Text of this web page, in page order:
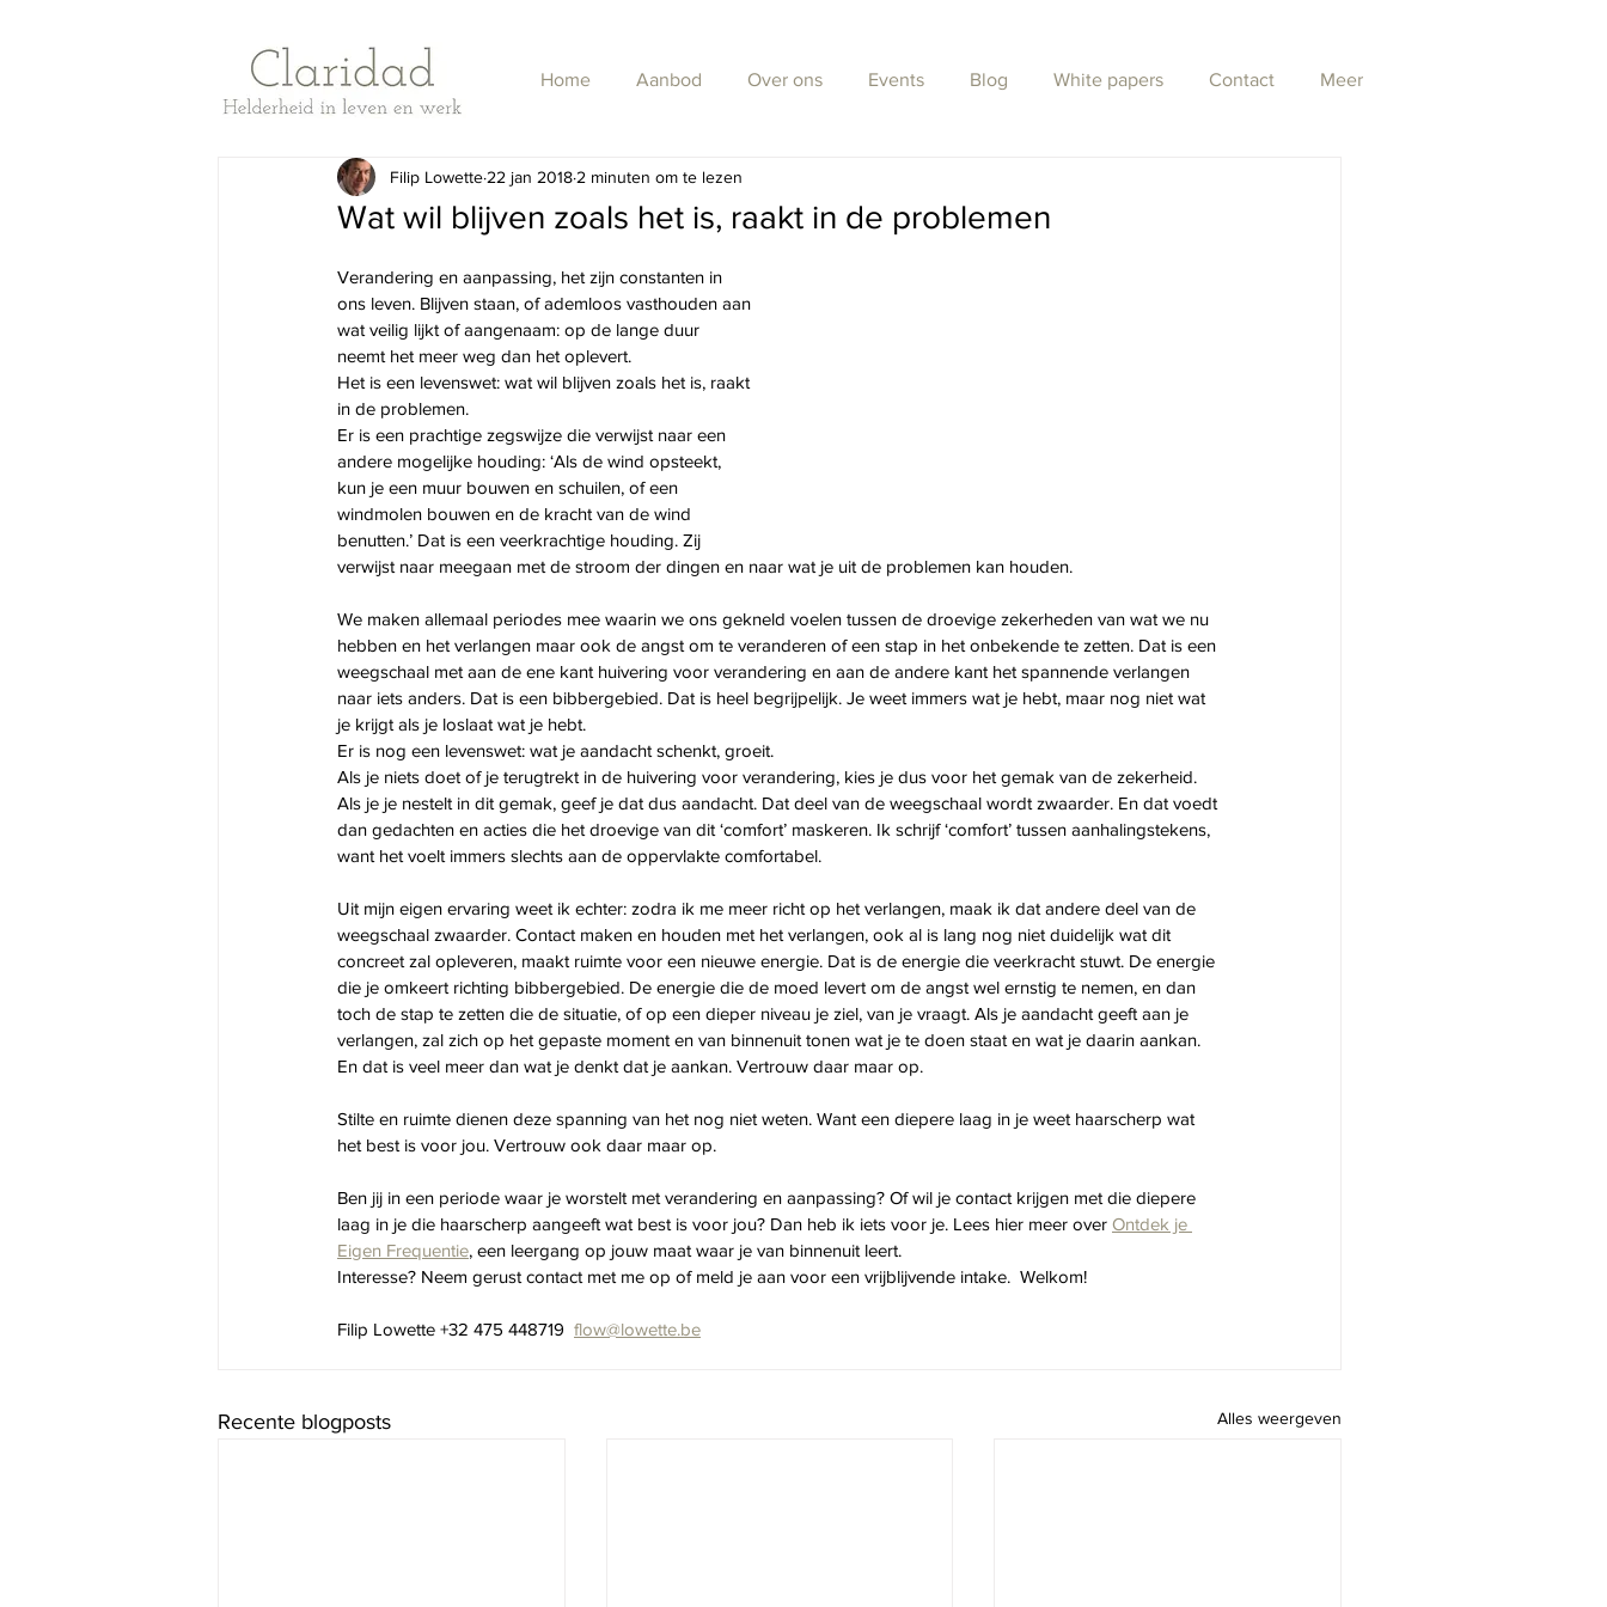
Home Aanbod Over ons Events Blog White papers Contact Meer
Wat wil blijven zoals het is, raakt in de problemen
Filip Lowette 22 jan 2018 2 minuten om te lezen
Verandering en aanpassing, het zijn constanten in
ons leven. Blijven staan, of ademloos vasthouden aan
wat veilig lijkt of aangenaam: op de lange duur
neemt het meer weg dan het oplevert.
Het is een levenswet: wat wil blijven zoals het is, raakt
in de problemen.
Er is een prachtige zegswijze die verwijst naar een
andere mogelijke houding: ‘Als de wind opsteekt,
kun je een muur bouwen en schuilen, of een
windmolen bouwen en de kracht van de wind
benutten.’ Dat is een veerkrachtige houding. Zij
verwijst naar meegaan met de stroom der dingen en naar wat je uit de problemen kan houden.
We maken allemaal periodes mee waarin we ons gekneld voelen tussen de droevige zekerheden van wat we nu
hebben en het verlangen maar ook de angst om te veranderen of een stap in het onbekende te zetten. Dat is een
weegschaal met aan de ene kant huivering voor verandering en aan de andere kant het spannende verlangen
naar iets anders. Dat is een bibbergebied. Dat is heel begrijpelijk. Je weet immers wat je hebt, maar nog niet wat
je krijgt als je loslaat wat je hebt.
Er is nog een levenswet: wat je aandacht schenkt, groeit.
Als je niets doet of je terugtrekt in de huivering voor verandering, kies je dus voor het gemak van de zekerheid.
Als je je nestelt in dit gemak, geef je dat dus aandacht. Dat deel van de weegschaal wordt zwaarder. En dat voedt
dan gedachten en acties die het droevige van dit ‘comfort’ maskeren. Ik schrijf ‘comfort’ tussen aanhalingstekens,
want het voelt immers slechts aan de oppervlakte comfortabel.
Uit mijn eigen ervaring weet ik echter: zodra ik me meer richt op het verlangen, maak ik dat andere deel van de
weegschaal zwaarder. Contact maken en houden met het verlangen, ook al is lang nog niet duidelijk wat dit
concreet zal opleveren, maakt ruimte voor een nieuwe energie. Dat is de energie die veerkracht stuwt. De energie
die je omkeert richting bibbergebied. De energie die de moed levert om de angst wel ernstig te nemen, en dan
toch de stap te zetten die de situatie, of op een dieper niveau je ziel, van je vraagt. Als je aandacht geeft aan je
verlangen, zal zich op het gepaste moment en van binnenuit tonen wat je te doen staat en wat je daarin aankan.
En dat is veel meer dan wat je denkt dat je aankan. Vertrouw daar maar op.
Stilte en ruimte dienen deze spanning van het nog niet weten. Want een diepere laag in je weet haarscherp wat
het best is voor jou. Vertrouw ook daar maar op.
Ben jij in een periode waar je worstelt met verandering en aanpassing? Of wil je contact krijgen met die diepere
laag in je die haarscherp aangeeft wat best is voor jou? Dan heb ik iets voor je. Lees hier meer over Ontdek je
Eigen Frequentie, een leergang op jouw maat waar je van binnenuit leert.
Interesse? Neem gerust contact met me op of meld je aan voor een vrijblijvende intake.  Welkom!
Filip Lowette +32 475 448719 flow@lowette.be
Recente blogposts Alles weergeven